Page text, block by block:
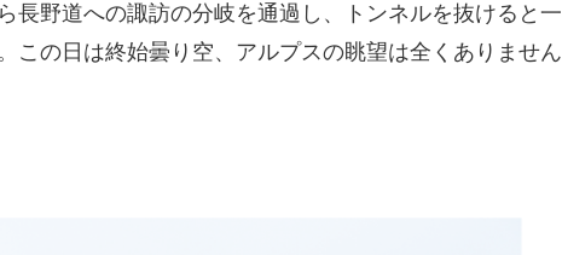
長野道への諏訪の分岐を通過し、トンネルを抜けると一
この日は終始曇り空、アルプスの眺望は全くありません